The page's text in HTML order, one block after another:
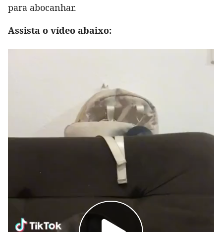
para abocanhar.
Assista o vídeo abaixo: